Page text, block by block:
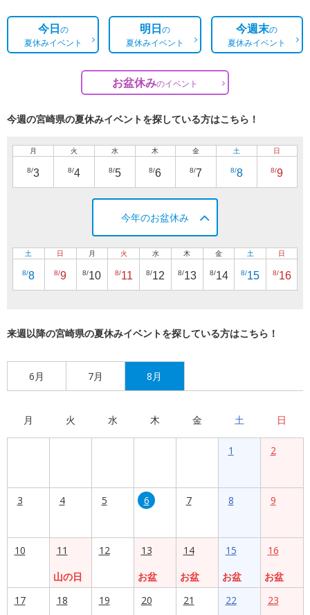
今日の
夏休みイベント
明日の
夏休みイベント
今週末の
夏休みイベント
お盆休みのイベント
今週の宮崎県の夏休みイベントを探している方はこちら！
月
8/3
火
8/4
水
8/5
木
8/6
金
8/7
土
8/8
日
8/9
今年のお盆休み
土
8/8
日
8/9
月
8/10
火
8/11
水
8/12
木
8/13
金
8/14
土
8/15
日
8/16
来週以降の宮崎県の夏休みイベントを探している方はこちら！
6月 7月 8月
月 火 水 木 金 土 日
1 2
3 4 5 6 7 8 9
10
11
山の日
12
13
お盆
14
お盆
15
お盆
16
お盆
17
18 19 20 21 22 23